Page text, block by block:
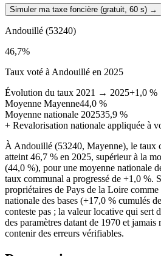
Simuler ma taxe foncière (gratuit, 60 s) →
Andouillé (53240)
46,7%
Taux voté à Andouillé en 2025
Évolution du taux 2021 → 2025+1,0 %
Moyenne Mayenne44,0 %
Moyenne nationale 202535,9 %
+ Revalorisation nationale appliquée à
À Andouillé (53240, Mayenne), le taux
atteint 46,7 % en 2025, supérieur à la
(44,0 %), pour une moyenne nationale
taux communal a progressé de +1,0 %.
propriétaires de Pays de la Loire
nationale des bases (+17,0 % cumulés
conteste pas ; la valeur locative qui sert
des paramètres datant de 1970 et jamais
contenir des erreurs vérifiables.